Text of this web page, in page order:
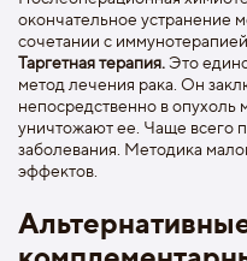
окончательное устранение
сочетании с иммунотерапией.
Таргетная терапия.Это
метод лечения рака. Он
непосредственно в опухоль
уничтожают ее. Чаще всего
заболевания. Методика
эффектов.